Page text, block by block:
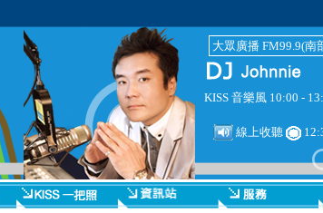
大眾廣播 FM99.9(南
KISS 音樂風 10:00 -
線上收聽